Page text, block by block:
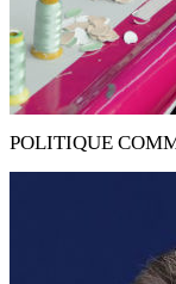
POLITIQUE